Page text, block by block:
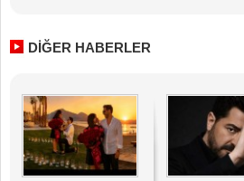
DİĞER HABERLER